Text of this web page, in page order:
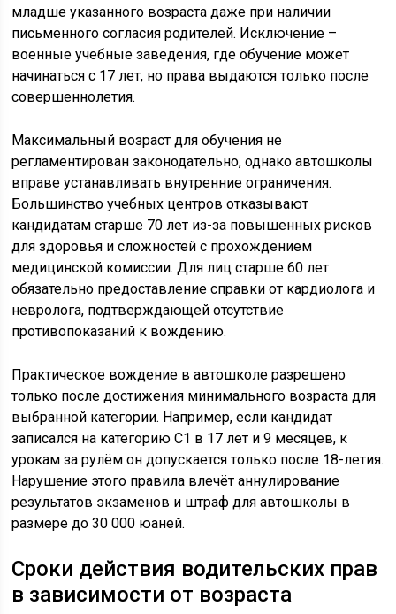
младше указанного возраста даже при наличии
письменного согласия родителей. Исключение –
военные учебные заведения, где обучение может
начинаться с 17 лет, но права выдаются только после
совершеннолетия.
Максимальный возраст для обучения не
регламентирован законодательно, однако автошколы
вправе устанавливать внутренние ограничения.
Большинство учебных центров отказывают
кандидатам старше 70 лет из-за повышенных рисков
для здоровья и сложностей с прохождением
медицинской комиссии. Для лиц старше 60 лет
обязательно предоставление справки от кардиолога и
невролога, подтверждающей отсутствие
противопоказаний к вождению.
Практическое вождение в автошколе разрешено
только после достижения минимального возраста для
выбранной категории. Например, если кандидат
записался на категорию C1 в 17 лет и 9 месяцев, к
урокам за рулём он допускается только после 18-летия.
Нарушение этого правила влечёт аннулирование
результатов экзаменов и штраф для автошколы в
размере до 30 000 юаней.
Сроки действия водительских прав
в зависимости от возраста